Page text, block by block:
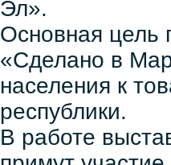
Эл».
Основная цель
«Сделано в
населения к
республики.
В работе